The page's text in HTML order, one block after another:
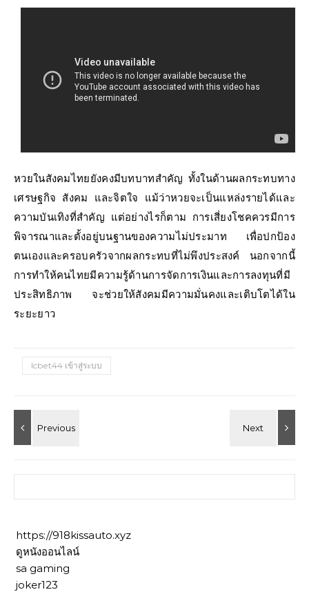
หวยในสังคมไทยยังคงมีบทบาทสำคัญ ทั้งในด้านผลกระทบทาง
เศรษฐกิจ สังคม และจิตใจ แม้ว่าหวยจะเป็นแหล่งรายได้และ
ความบันเทิงที่สำคัญ แต่อย่างไรก็ตาม การเสี่ยงโชคควรมีการ
พิจารณาและตั้งอยู่บนฐานของความไม่ประมาท เพื่อปกป้อง
ตนเองและครอบครัวจากผลกระทบที่ไม่พึงประสงค์ นอกจากนี้
การทำให้คนไทยมีความรู้ด้านการจัดการเงินและการลงทุนที่มี
ประสิทธิภาพ จะช่วยให้สังคมมีความมั่นคงและเติบโตได้ใน
ระยะยาว
lcbet44 เข้าสู่ระบบ
https://918kissauto.xyz
ดูหนังออนไลน์
sa gaming
joker123